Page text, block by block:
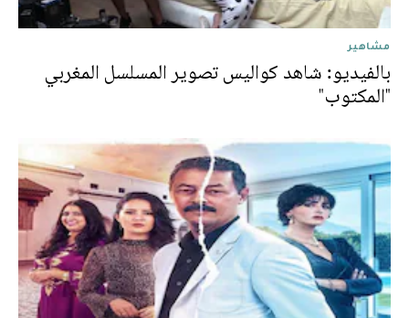
مشاهير
بالفيديو: شاهد كواليس تصوير المسلسل المغربي
"المكتوب"